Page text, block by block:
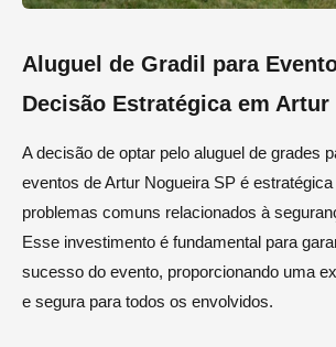
Aluguel de Gradil para
Decisão Estratégica em Artur
A decisão de optar pelo aluguel de grades
eventos de Artur Nogueira SP é
problemas comuns relacionados à
Esse investimento é fundamental para
sucesso do evento, proporcionando uma
e segura para todos os envolvidos.